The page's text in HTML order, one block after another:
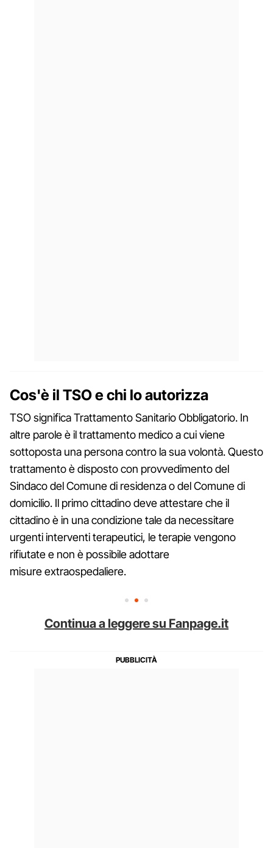
Cos'è il TSO e chi lo autorizza
TSO significa Trattamento Sanitario Obbligatorio. In
altre parole è il trattamento medico a cui viene
sottoposta una persona contro la sua volontà. Questo
trattamento è disposto con provvedimento del
Sindaco del Comune di residenza o del Comune di
domicilio. Il primo cittadino deve attestare che il
cittadino è in una condizione tale da necessitare
urgenti interventi terapeutici, le terapie vengono
rifiutate e non è possibile adottare
misure extraospedaliere.
Continua a leggere su Fanpage.it